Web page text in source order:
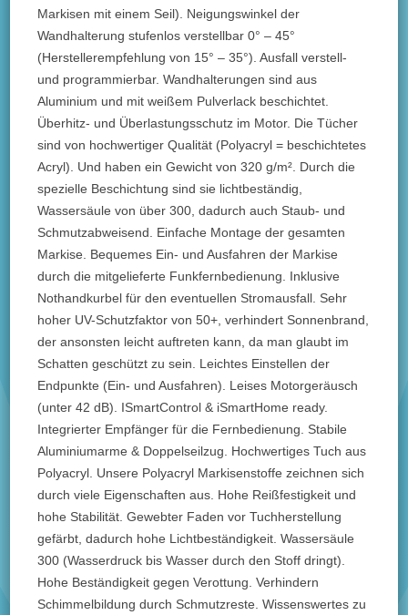
Markisen mit einem Seil). Neigungswinkel der
Wandhalterung stufenlos verstellbar 0° – 45°
(Herstellerempfehlung von 15° – 35°). Ausfall verstell-
und programmierbar. Wandhalterungen sind aus
Aluminium und mit weißem Pulverlack beschichtet.
Überhitz- und Überlastungsschutz im Motor. Die Tücher
sind von hochwertiger Qualität (Polyacryl = beschichtetes
Acryl). Und haben ein Gewicht von 320 g/m². Durch die
spezielle Beschichtung sind sie lichtbeständig,
Wassersäule von über 300, dadurch auch Staub- und
Schmutzabweisend. Einfache Montage der gesamten
Markise. Bequemes Ein- und Ausfahren der Markise
durch die mitgelieferte Funkfernbedienung. Inklusive
Nothandkurbel für den eventuellen Stromausfall. Sehr
hoher UV-Schutzfaktor von 50+, verhindert Sonnenbrand,
der ansonsten leicht auftreten kann, da man glaubt im
Schatten geschützt zu sein. Leichtes Einstellen der
Endpunkte (Ein- und Ausfahren). Leises Motorgeräusch
(unter 42 dB). ISmartControl & iSmartHome ready.
Integrierter Empfänger für die Fernbedienung. Stabile
Aluminiumarme & Doppelseilzug. Hochwertiges Tuch aus
Polyacryl. Unsere Polyacryl Markisenstoffe zeichnen sich
durch viele Eigenschaften aus. Hohe Reißfestigkeit und
hohe Stabilität. Gewebter Faden vor Tuchherstellung
gefärbt, dadurch hohe Lichtbeständigkeit. Wassersäule
300 (Wasserdruck bis Wasser durch den Stoff dringt).
Hohe Beständigkeit gegen Verottung. Verhindern
Schimmelbildung durch Schmutzreste. Wissenswertes zu